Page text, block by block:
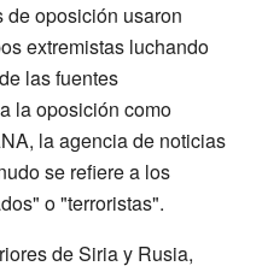
oposición usaron
extremistas luchando
las fuentes
la oposición como
la agencia de noticias
se refiere a los
o "terroristas".
de Siria y Rusia,